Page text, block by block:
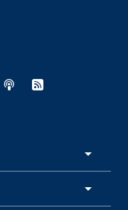
in nuova finestra
in nuova finestra
- Apertura in
esterno - Apertura in
- Sito esterno -
- Sito esterno -
Spreaker - Sito
Feed RSS -